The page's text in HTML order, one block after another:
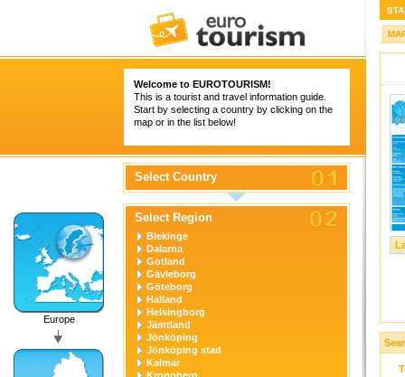
Welcome to EUROTOURISM!
This is a tourist and travel information guide.
Start by selecting a country by clicking on the
map or in the list below!
Europe
Select Country
Select Region
Blekinge
Dalarna
Gotland
Gävleborg
Göteborg
Halland
Helsingborg
Jämtland
Jönköping
Jönköping stad
Kalmar